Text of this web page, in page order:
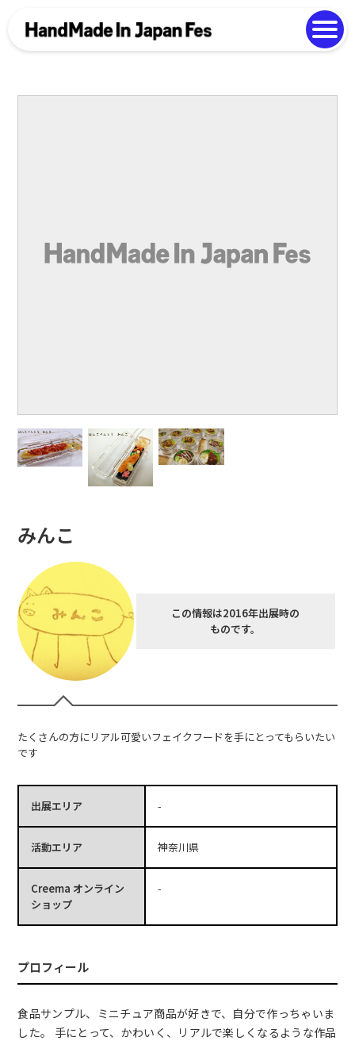
Photo Gallery
みんこ
この情報は2016年出展時の
ものです。
たくさんの方にリアル可愛いフェイクフードを手にとってもらいたい
です
出展エリア -
活動エリア 神奈川県
Creema オンライン
ショップ
-
プロフィール
食品サンプル、ミニチュア商品が好きで、自分で作っちゃいま
した。 手にとって、かわいく、リアルで楽しくなるような作品